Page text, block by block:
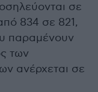
σε
834 σε 821,
παραμένουν
των
ανέρχεται σε